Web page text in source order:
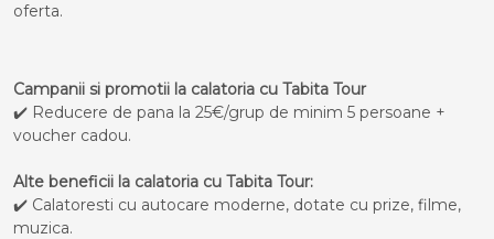
oferta.
Campanii si promotii la calatoria cu Tabita Tour
✔️ Reducere de pana la 25€/grup de minim 5 persoane +
voucher cadou.
Alte beneficii la calatoria cu Tabita Tour:
✔️ Calatoresti cu autocare moderne, dotate cu prize, filme,
muzica.